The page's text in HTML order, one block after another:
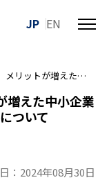
JP EN
メ
を
け賃上げ促進税制の上乗せ措置について
増えた中小企業
ついて
：2024年08月30日